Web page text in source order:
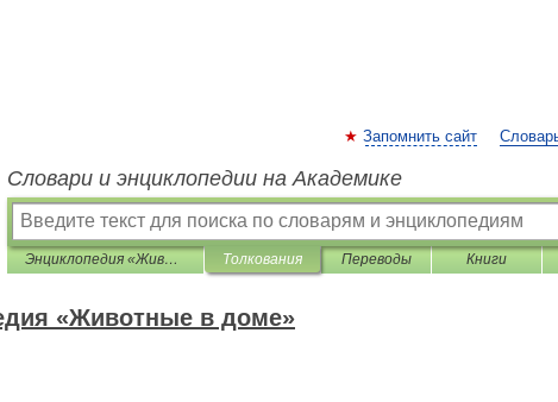
Запомнить сайт
Словари и энциклопедии на Академике
Энциклопедия «Животные в доме» Толкования Переводы Книги
«Животные в доме»